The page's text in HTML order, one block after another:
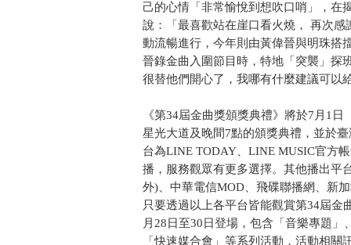
己的心情「非常愉悅到想吹口哨」，在
說：「最喜歡站在崖口看火燒， 再次
動流暢進行，今年則由黃偉晉與明珠搭
晉錄金曲入圍節目時，特地「突襲」探
很替他們開心了，我哪有什麼建議可以
《第34屆金曲獎頒獎典禮》將於7月1
星光大道及晚間7點的頒獎典禮，並於
台為LINE TODAY、LINE MUSIC官方
播，服務觀眾有更多選擇。其他播出平
外)、中華電信MOD、飛碟聯播網、新
只要透過以上各平台皆能觀賞第34屆金
月28日至30日登場，包含「音樂專題」
「快速媒合會」等系列活動，活動相